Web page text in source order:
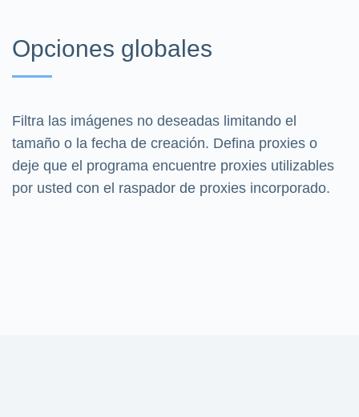
Opciones globales
Filtra las imágenes no deseadas limitando el
tamaño o la fecha de creación. Defina proxies o
deje que el programa encuentre proxies utilizables
por usted con el raspador de proxies incorporado.